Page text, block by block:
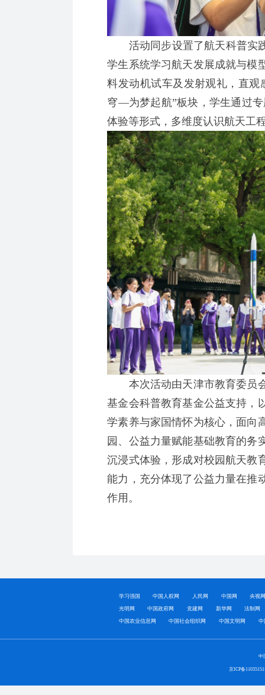
活动同步设置了航天科普实
学生系统学习航天发展成就与模
料发动机试车及发射观礼，直
穹—为梦起航”板块，学生通过
体验等形式，多维度认识航天工
本次活动由天津市教育委员会
基金会科普教育基金公益支持，
学素养与家国情怀为核心，面向
园、公益力量赋能基础教育的务
沉浸式体验，形成对校园航天教
能力，充分体现了公益力量在推
作用。
学习强国 中国人权网 人民网 中国网 央视
光明网 中国政府网 党建网 新华网 法制网
中国农业信息网 中国社会组织网 中国文明网 中
中
京ICP备